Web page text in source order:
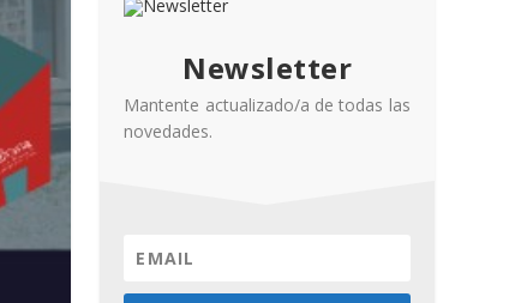
Newsletter
Mantente actualizado/a de todas las
novedades.